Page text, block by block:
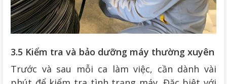
3.5 Kiểm tra và bảo dưỡng máy thường xuyên
Trước và sau mỗi ca làm việc, cần dành vài